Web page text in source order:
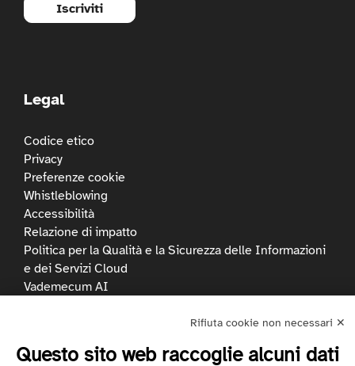
Iscriviti
Legal
Codice etico
Privacy
Preferenze cookie
Whistleblowing
Accessibilità
Relazione di impatto
Politica per la Qualità e la Sicurezza delle Informazioni
e dei Servizi Cloud
Vademecum AI
Rifiuta cookie non necessari ✕
Questo sito web raccoglie alcuni dati